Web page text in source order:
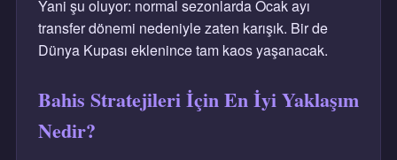
Yani şu oluyor: normal sezonlarda Ocak ayı
transfer dönemi nedeniyle zaten karışık. Bir de
Dünya Kupası eklenince tam kaos yaşanacak.
Bahis Stratejileri İçin En İyi Yaklaşım
Nedir?